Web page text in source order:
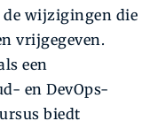
de wijzigingen die
vrijgegeven.
een
en DevOps-
biedt